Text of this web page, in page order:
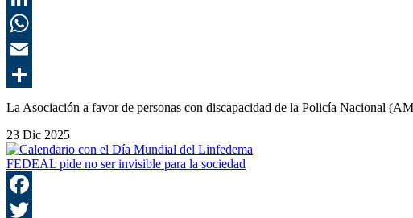
La Asociación a favor de personas con discapacidad de la Policía Nacional
23 Dic 2025
FEDEAL pide no ser invisible para la sociedad